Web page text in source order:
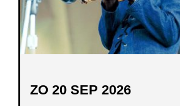
ZO 20 SEP 2026